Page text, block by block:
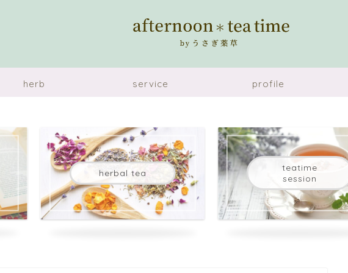
herb service profile
herbal tea
teatime
session